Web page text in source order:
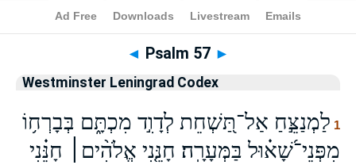
Bible>WLC > Psalm 57
◄ Psalm 57 ►
Westminster Leningrad Codex
1 לַמְנַצֵּ֣חַ אַל־תַּ֭שְׁחֵת לְדָוִ֣ד מִכְתָּ֑ם בְּבָרְח֥וֹ
מִפְּנֵי־שָׁ֝א֗וּל בַּמְּעָרָֽה׃ חָנֵּ֤נִי אֱלֹהִ֨ים׀ חָנֵּ֗נִי